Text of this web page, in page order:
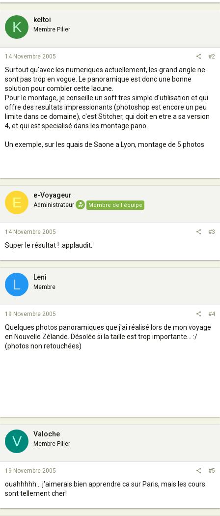
K keltoi
Membre Pilier
14 Novembre 2005 #2
Surtout qu'avec les numeriques actuellement, les grand angle ne
sont pas trop en vogue. Le panoramique est donc une bonne
solution pour combler cette lacune.
Pour le montage, je conseille un soft tres simple d'utilisation et qui
offre des resultats impressionants (photoshop est encore un peu
limite dans ce domaine), c'est Stitcher, qui doit en etre a sa version
4, et qui est specialisé dans les montage pano.
Un exemple, sur les quais de Saone a Lyon, montage de 5 photos
E e-Voyageur
Administrateur Membre de l'équipe
14 Novembre 2005 #3
Super le résultat ! :applaudit:
L Leni
Membre
19 Novembre 2005 #4
Quelques photos panoramiques que j'ai réalisé lors de mon voyage
en Nouvelle Zélande. Désolée si la taille est trop importante... :/
(photos non retouchées)
V Valoche
Membre Pilier
19 Novembre 2005 #5
ouahhhhh... j'aimerais bien apprendre ca sur Paris, mais les cours
sont tellement cher!